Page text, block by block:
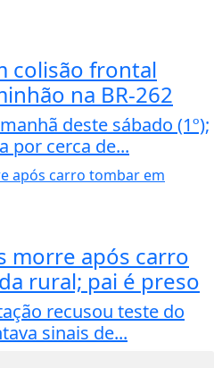
colisão frontal
na BR-262
deste sábado (1º);
por cerca de...
morre após carro
rural; pai é preso
recusou teste do
sinais de...